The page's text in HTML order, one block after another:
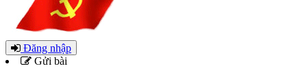
Đăng nhập
Gửi bài